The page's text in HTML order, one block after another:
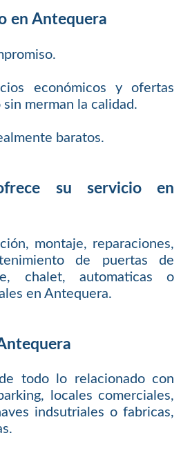
en Antequera
económicos y ofertas
merman la calidad.
baratos.
su servicio en
montaje, reparaciones,
de puertas de
chalet, automaticas o
en Antequera.
todo lo relacionado con
locales comerciales,
indsutriales o fabricas,